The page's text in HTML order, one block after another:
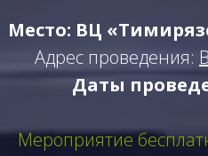
Место: ВЦ
Адрес проведения:
Даты
Мероприятие